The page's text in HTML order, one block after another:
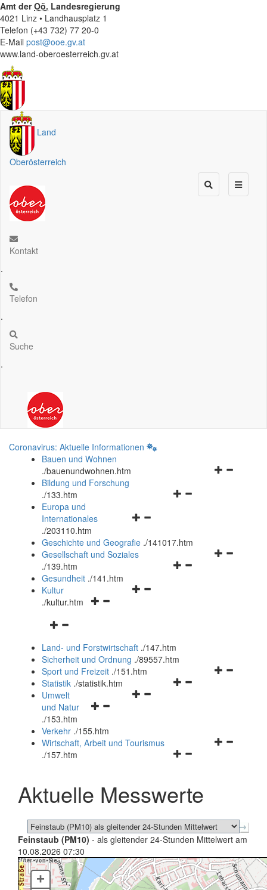
Amt derOö. Landesregierung
4021 Linz • Landhausplatz 1
Telefon (+43 732) 77 20-0
E-Mail post@ooe.gv.at
www.land-oberoesterreich.gv.at
Land
Oberösterreich
Kontakt
.
Telefon
.
Suche
.
Coronavirus: Aktuelle Informationen
Bauen und Wohnen
./bauenundwohnen.htm
Navigationsmenü
Bildung und Forschung
./133.htm
Navigationsmenü
und
schließen
Europa und
Internationales
./203110.htm
Geschichte und Geografie ./141017.htm
Navigationsmenü
Gesellschaft und Soziales
./139.htm
Navigationsmenü
Gesundheit ./141.htm
Navigationsmenü
Kultur
./kultur.htm
Navigationsmenü
und
schließen
Land- und Forstwirtschaft ./147.htm
Sicherheit und Ordnung ./89557.htm
Navigationsmenü
Sport und Freizeit ./151.htm
Navigationsmenü
Statistik ./statistik.htm
Navigationsmenü
und
schließen
Umwelt
und Natur
./153.htm
Verkehr ./155.htm
Navigationsmenü
schließen
Wirtschaft, Arbeit und Tourismus
./157.htm
Aktuelle Messwerte
Feinstaub (PM10) - als gleitender 24-Stunden Mittelwert am
10.08.2026 07:30
+